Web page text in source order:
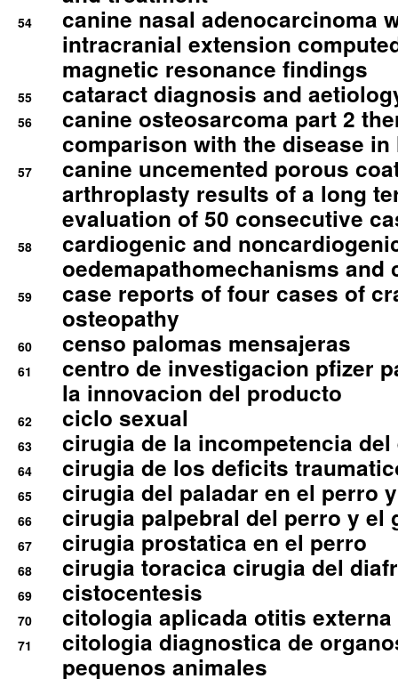
54
canine nasal adenocarcinoma
intracranial extension
magnetic resonance findings
55 cataract diagnosis and
56
canine osteosarcoma part 2
comparison with the disease in
57
canine uncemented porous
arthroplasty results of a long
evaluation of 50 consecutive
58
cardiogenic and
oedemapathomechanisms and
59
case reports of four cases of
osteopathy
60 censo palomas mensajeras
61
centro de investigacion pfizer
la innovacion del producto
62 ciclo sexual
63 cirugia de la incompetencia
64 cirugia de los deficits
65 cirugia del paladar en el perro
66 cirugia palpebral del perro y el
67 cirugia prostatica en el perro
68 cirugia toracica cirugia del
69 cistocentesis
70 citologia aplicada otitis externa
71
citologia diagnostica de
pequenos animales